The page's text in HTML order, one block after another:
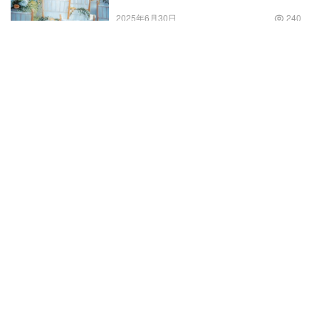
2025年6月30日 240